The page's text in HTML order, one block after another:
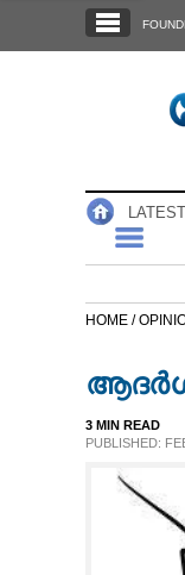
NOTIFIED NEWS
LATEST
HOME /
3 MIN READ
PUBLISHED: